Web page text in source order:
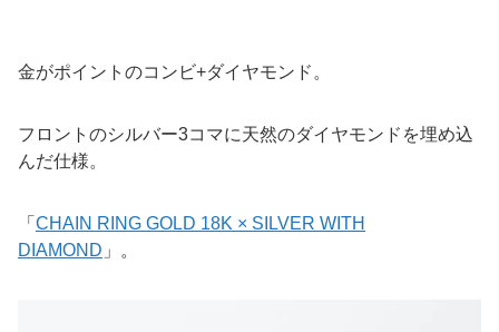
金がポイントのコンビ+ダイヤモンド。
フロントのシルバー3コマに天然のダイヤモンドを埋め込
んだ仕様。
「 CHAIN RING GOLD 18K × SILVER WITH
DIAMOND 」。